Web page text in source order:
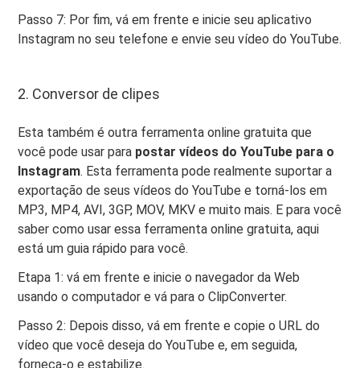
Passo 7: Por fim, vá em frente e inicie seu aplicativo
Instagram no seu telefone e envie seu vídeo do YouTube.
2. Conversor de clipes
Esta também é outra ferramenta online gratuita que
você pode usar para postar vídeos do YouTube para o
Instagram. Esta ferramenta pode realmente suportar a
exportação de seus vídeos do YouTube e torná-los em
MP3, MP4, AVI, 3GP, MOV, MKV e muito mais. E para você
saber como usar essa ferramenta online gratuita, aqui
está um guia rápido para você.
Etapa 1: vá em frente e inicie o navegador da Web
usando o computador e vá para o ClipConverter.
Passo 2: Depois disso, vá em frente e copie o URL do
vídeo que você deseja do YouTube e, em seguida,
forneça-o e estabilize.